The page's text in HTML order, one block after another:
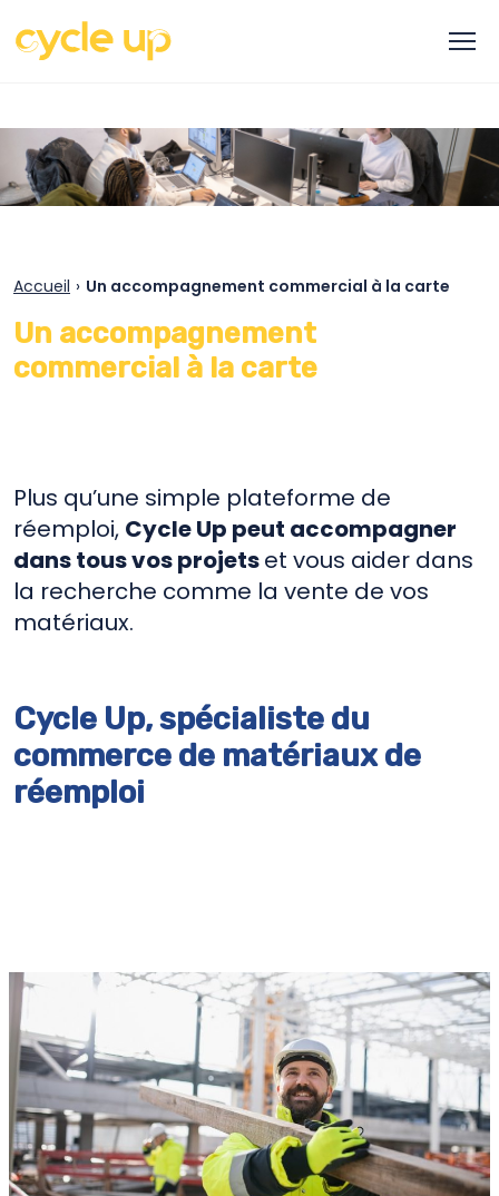
Accueil › Un accompagnement commercial à la carte
Un accompagnement
commercial à la carte
Plus qu’une simple plateforme de
réemploi, Cycle Up peut accompagner
dans tous vos projetset vous aider dans
la recherche comme la vente de vos
matériaux.
Cycle Up, spécialiste du
commerce de matériaux de
réemploi